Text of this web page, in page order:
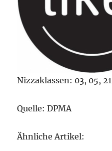
Nizzaklassen: 03, 05, 21
Quelle: DPMA
Ähnliche Artikel: